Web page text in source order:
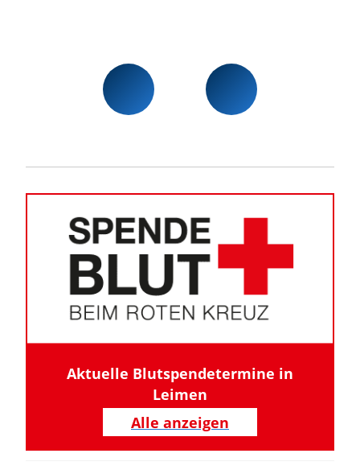
Aktuelle Blutspendetermine in
Leimen
Alle anzeigen